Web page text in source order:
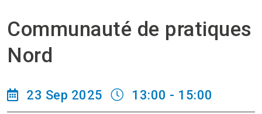
Communauté de pratiques
Nord
23 Sep 2025 13:00 - 15:00